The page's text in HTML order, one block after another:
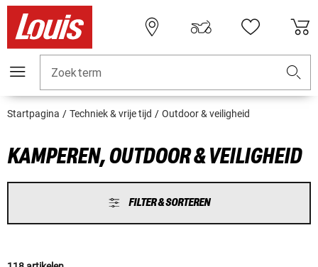
Zoekterm
Startpagina Techniek & vrije tijd Outdoor & veiligheid
KAMPEREN, OUTDOOR & VEILIGHEID
FILTER & SORTEREN